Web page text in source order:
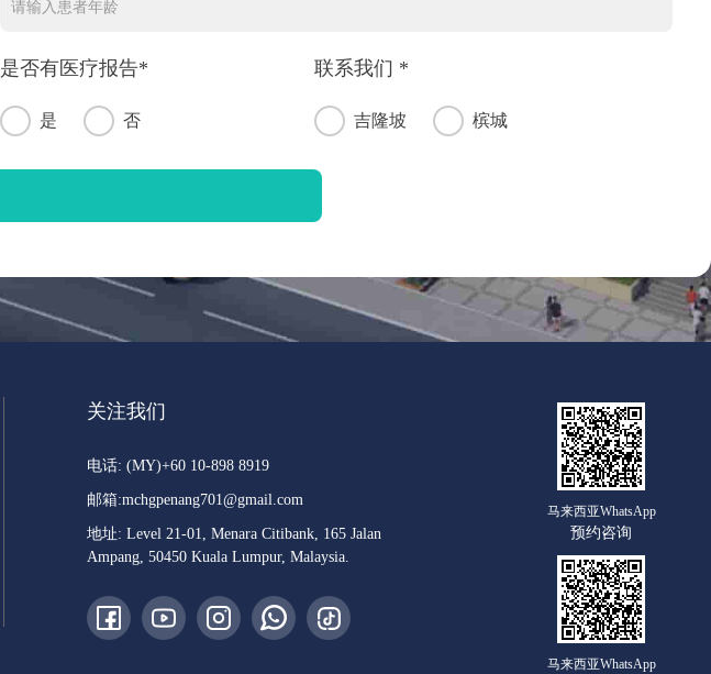
是否有医疗报告*
是 否
联系我们 *
吉隆坡 槟城
马来西亚WhatsApp
预约咨询
马来西亚WhatsApp
关注我们
电话: (MY)+60 10-898 8919
邮箱:mchgpenang701@gmail.com
地址: Level 21-01, Menara Citibank, 165 Jalan
Ampang, 50450 Kuala Lumpur, Malaysia.